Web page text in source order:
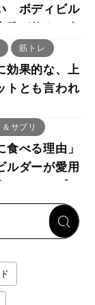
ボディビル
が教える食
の整え方
筋トレ
効果的な、上
トとも言われ
ーチラス・
ン”とは？
サプリ
食べる理由」
ルダーが愛用
のシンプル